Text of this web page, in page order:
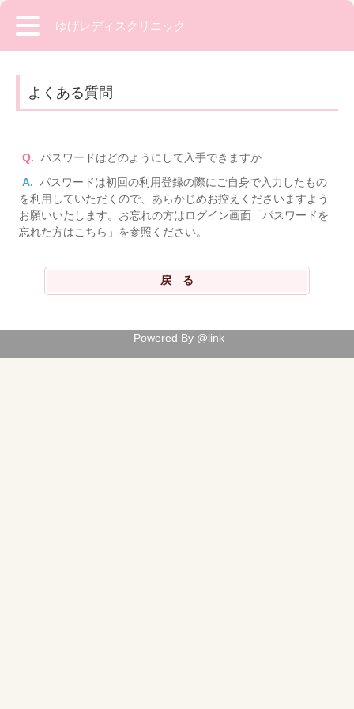
ゆげレディスクリニック
よくある質問
Q. パスワードはどのようにして入手できますか
A. パスワードは初回の利用登録の際にご自身で入力したもの
を利用していただくので、あらかじめお控えくださいますよう
お願いいたします。お忘れの方はログイン画面「パスワードを
忘れた方はこちら」を参照ください。
Powered By @link